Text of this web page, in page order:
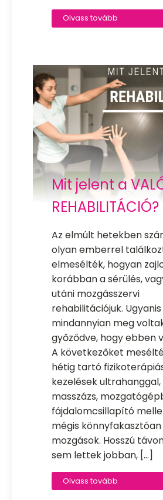
Olvass tovább
Mit jelent a
REHABILITÁCIÓ?
Az elmúlt hetekben
olyan emberrel
elmesélték, hogyan
korábban a sérülés,
utáni mozgásszervi
rehabilitációjuk. Ugyanis
mindannyian meg
győződve, hogy ebben
A következőket
hétig tartó
kezelések
masszázs,
fájdalomcsillapító
mégis
mozgások. Hosszú
sem lettek jobban, […]
Olvass tovább